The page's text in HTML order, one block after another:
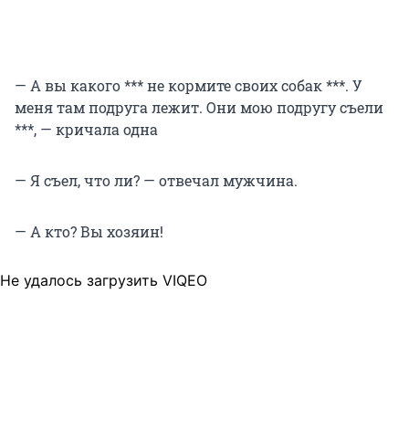
— А вы какого *** не кормите своих собак ***. У
меня там подруга лежит. Они мою подругу съели
***, — кричала одна
— Я съел, что ли? — отвечал мужчина.
— А кто? Вы хозяин!
Не удалось загрузить VIQEO